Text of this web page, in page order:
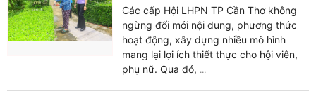
Các cấp Hội LHPN TP Cần Thơ không
ngừng đổi mới nội dung, phương thức
hoạt động, xây dựng nhiều mô hình
mang lại lợi ích thiết thực cho hội viên,
phụ nữ. Qua đó, ...